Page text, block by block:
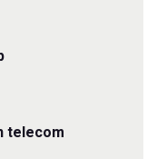
telecom